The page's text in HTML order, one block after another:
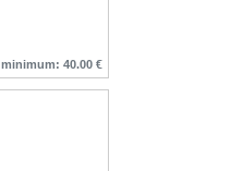
minimum: 40.00 €